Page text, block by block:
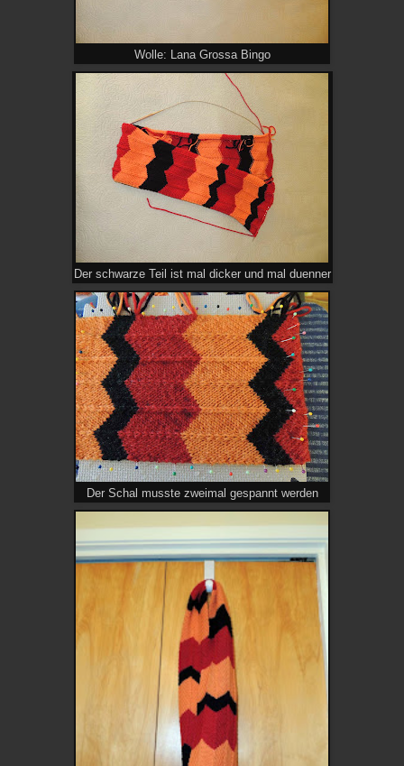
Wolle: Lana Grossa Bingo
Der schwarze Teil ist mal dicker und mal duenner
Der Schal musste zweimal gespannt werden